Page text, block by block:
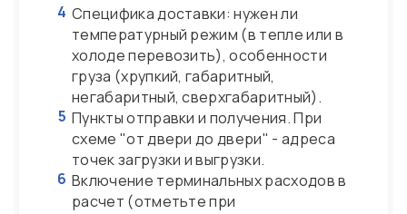
4 Специфика доставки: нужен ли
температурный режим (в тепле или в
холоде перевозить), особенности
груза (хрупкий, габаритный,
негабаритный, сверхгабаритный).
5 Пункты отправки и получения. При
схеме "от двери до двери" - адреса
точек загрузки и выгрузки.
6 Включение терминальных расходов в
расчет (отметьте при